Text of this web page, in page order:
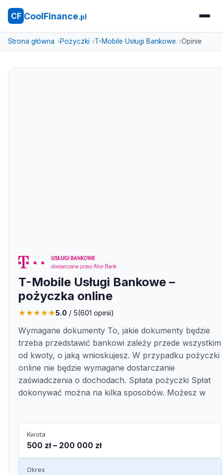
CF CoolFinance.pl
Strona główna Pożyczki T-Mobile Usługi Bankowe Opinie
T-Mobile Usługi Bankowe –
pożyczka online
★★★★★5.0 / 5(601 opinii)
Wymagane dokumenty To, jakie dokumenty będzie
trzeba przedstawić bankowi zależy przede wszystkim
od kwoty, o jaką wnioskujesz. W przypadku pożyczki
online nie będzie wymagane dostarczanie
zaświadczenia o dochodach. Spłata pożyczki Spłat
dokonywać można na kilka sposobów. Możesz w
Kwota
500 zł – 200 000 zł
Okres